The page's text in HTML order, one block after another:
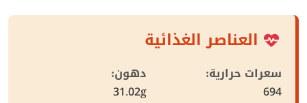
العناصر الغذائية
سعرات حرارية:
694
دهون:
31.02g